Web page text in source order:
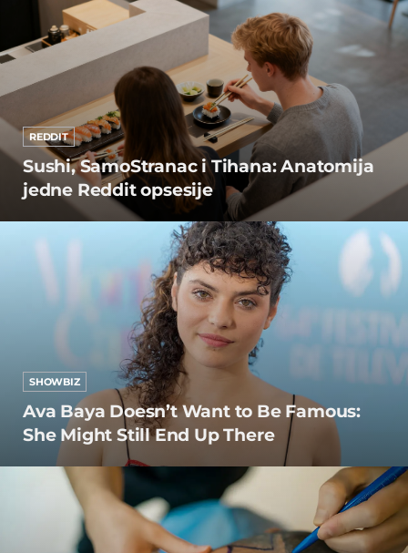
REDDIT
Sushi, SamoStranac i Tihana: Anatomija
jedne Reddit opsesije
SHOWBIZ
Ava Baya Doesn’t Want to Be Famous:
She Might Still End Up There